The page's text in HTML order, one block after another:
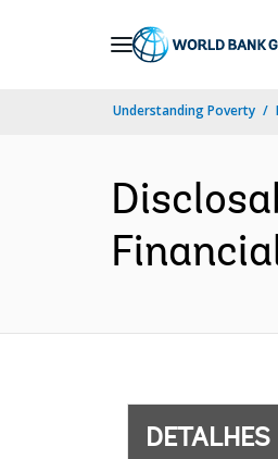
Understanding Poverty
DETALHES